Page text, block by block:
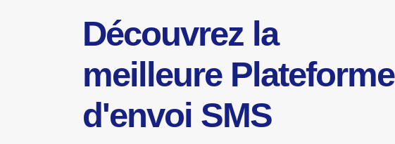
Découvrez la
meilleure Plateforme
d'envoi SMS